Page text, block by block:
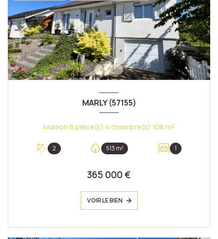
MARLY (57155)
Maison 6 pièce(s) 4 chambre(s) 108 m²
2 513 m² 1
365 000 €
VOIR LE BIEN